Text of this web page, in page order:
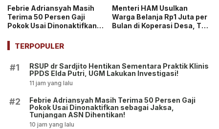
Febrie Adriansyah Masih
Terima 50 Persen Gaji
Pokok Usai Dinonaktifkan
ASN Dihentikan!
Menteri HAM Usulkan
Warga Belanja Rp1 Juta per
Bulan di Koperasi Desa, Tuai
TERPOPULER
#1
RSUP dr Sardjito Hentikan Sementara Praktik Klinis
PPDS Elda Putri, UGM Lakukan Investigasi!
11 jam yang lalu
#2
Febrie Adriansyah Masih Terima 50 Persen Gaji
Pokok Usai Dinonaktifkan sebagai Jaksa,
Tunjangan ASN Dihentikan!
10 jam yang lalu